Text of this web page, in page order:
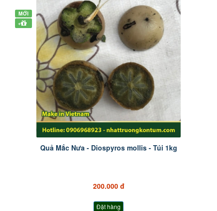
MỚI
+
Quả Mắc Nưa - Diospyros mollis - Túi 1kg
200.000 đ
Đặt hàng